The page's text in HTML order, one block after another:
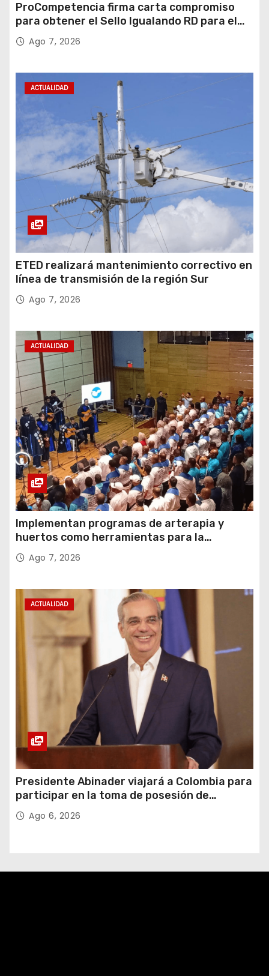
ProCompetencia firma carta compromiso
para obtener el Sello Igualando RD para el
Sector Público
Ago 7, 2026
ACTUALIDAD
ETED realizará mantenimiento correctivo en
línea de transmisión de la región Sur
Ago 7, 2026
ACTUALIDAD
Implementan programas de arterapia y
huertos como herramientas para la
recuperación y la inclusión social
Ago 7, 2026
ACTUALIDAD
Presidente Abinader viajará a Colombia para
participar en la toma de posesión de
Abelardo de la Espriella
Ago 6, 2026